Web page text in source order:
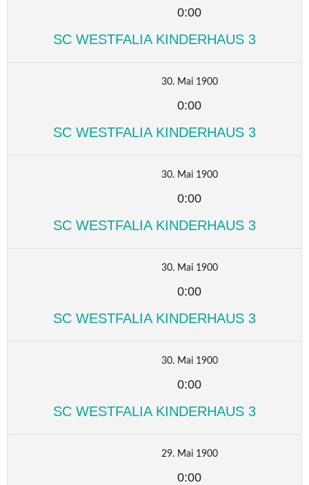
0:00
SC WESTFALIA KINDERHAUS 3
30. Mai 1900
0:00
SC WESTFALIA KINDERHAUS 3
30. Mai 1900
0:00
SC WESTFALIA KINDERHAUS 3
30. Mai 1900
0:00
SC WESTFALIA KINDERHAUS 3
30. Mai 1900
0:00
SC WESTFALIA KINDERHAUS 3
29. Mai 1900
0:00